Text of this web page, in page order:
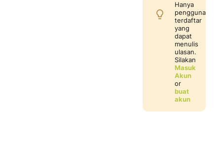
Hanya
pengguna
terdaftar
yang
dapat
menulis
ulasan.
Silakan
Masuk
Akun
or
buat
akun